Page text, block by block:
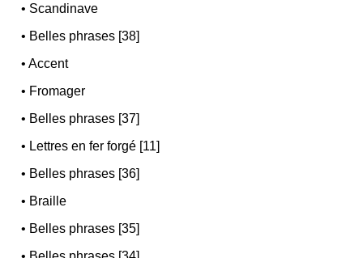
• Scandinave
• Belles phrases [38]
•Accent
• Fromager
• Belles phrases [37]
• Lettres en fer forgé [11]
• Belles phrases [36]
• Braille
• Belles phrases [35]